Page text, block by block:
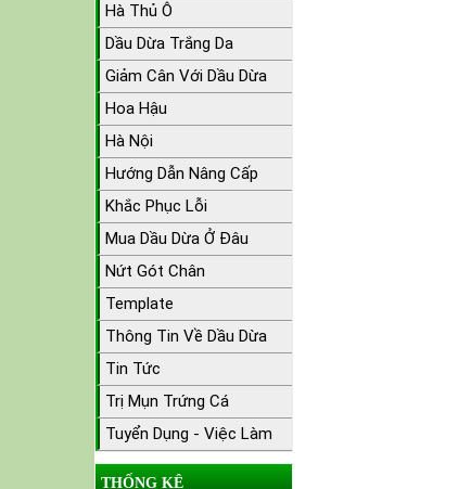
Hà Thủ Ô
Dầu Dừa Trắng Da
Giảm Cân Với Dầu Dừa
Hoa Hậu
Hà Nội
Hướng Dẫn Nâng Cấp
Khắc Phục Lỗi
Mua Dầu Dừa Ở Đâu
Nứt Gót Chân
Template
Thông Tin Về Dầu Dừa
Tin Tức
Trị Mụn Trứng Cá
Tuyển Dụng - Việc Làm
THỐNG KÊ